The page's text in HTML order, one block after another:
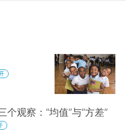
观察：“均值”与“方差”